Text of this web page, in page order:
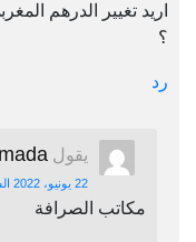
اريد تغيير الدرهم
؟
رد
يقول
22 يونيو، 2022 الساعة 2:48 م
مكاتب الصرافة